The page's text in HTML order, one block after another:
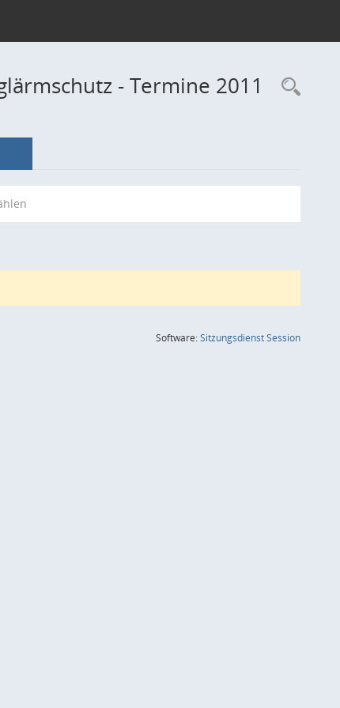
- Termine 2011
Software:SitzungsdienstSession(Wird in